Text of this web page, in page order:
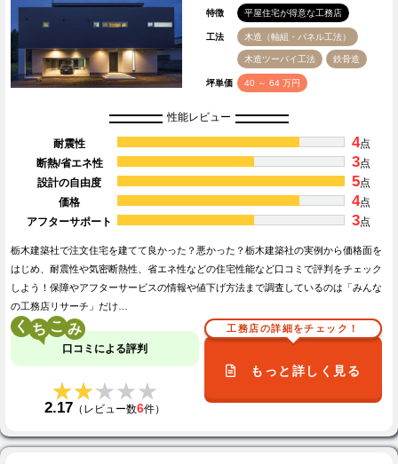
特徴 平屋住宅が得意な工務店
工法 木造（軸組・パネル工法）
木造ツーバイ工法 鉄骨造
坪単価 40 ～ 64 万円
性能レビュー
耐震性 4点
断熱/省エネ性
3点
設計の自由度
5点
価格
4点
アフターサポート
3点
栃木建築社で注文住宅を建てて良かった？悪かった？栃木建築社の実例から価格面を
はじめ、耐震性や気密断熱性、省エネ性などの住宅性能など口コミで評判をチェック
しよう！保障やアフターサービスの情報や値下げ方法まで調査しているのは「みんな
の工務店リサーチ」だけ…
く こ
口コミによる評判
★★★★★
★★★★★
2.17 （レビュー数6件）
工務店の詳細をチェック！
もっと詳しく見る